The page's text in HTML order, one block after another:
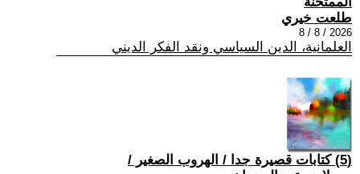
طلعت خيري
2026 / 8 / 8
العلمانية، الدين السياسي ونقد الفكر الديني
(5) كتابات قصيرة جدا / الهروب الصغير /